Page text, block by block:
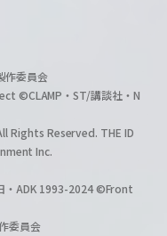
作委員会
©CLAMP・ST/講談社・N
Rights Reserved. THE ID
Inc.
・ADK 1993-2024 ©Front
委員会